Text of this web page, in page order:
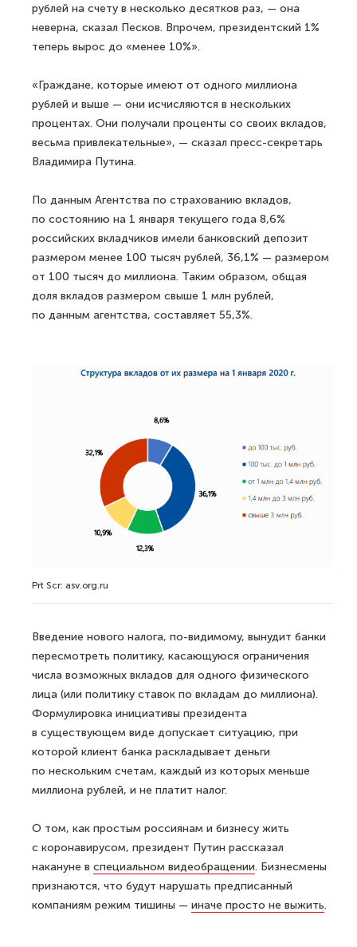
рублей на счету в несколько десятков раз, — она
неверна, сказал Песков. Впрочем, президентский 1%
теперь вырос до «менее 10%».
«Граждане, которые имеют от одного миллиона
рублей и выше — они исчисляются в нескольких
процентах. Они получали проценты со своих вкладов,
весьма привлекательные», — сказал пресс-секретарь
Владимира Путина.
По данным Агентства по страхованию вкладов,
по состоянию на 1 января текущего года 8,6%
российских вкладчиков имели банковский депозит
размером менее 100 тысяч рублей, 36,1% — размером
от 100 тысяч до миллиона. Таким образом, общая
доля вкладов размером свыше 1 млн рублей,
по данным агентства, составляет 55,3%.
Prt Scr: asv.org.ru
Введение нового налога, по-видимому, вынудит банки
пересмотреть политику, касающуюся ограничения
числа возможных вкладов для одного физического
лица (или политику ставок по вкладам до миллиона).
Формулировка инициативы президента
в существующем виде допускает ситуацию, при
которой клиент банка раскладывает деньги
по нескольким счетам, каждый из которых меньше
миллиона рублей, и не платит налог.
О том, как простым россиянам и бизнесу жить
с коронавирусом, президент Путин рассказал
накануне в специальном видеобращении. Бизнесмены
признаются, что будут нарушать предписанный
компаниям режим тишины — иначе просто не выжить.